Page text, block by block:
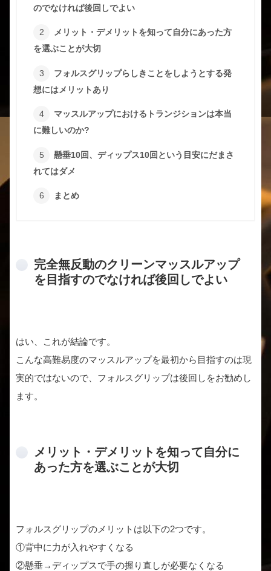
のでなければ後回しでよい
メリット・デメリットを知って自分にあった方
を選ぶことが大切
フォルスグリップらしきことをしようとする発
想にはメリットあり
マッスルアップにおけるトランジションは本当
に難しいのか?
懸垂10回、ディップス10回という目安にだまさ
れてはダメ
まとめ
完全無反動のクリーンマッスルアップ
を目指すのでなければ後回しでよい
はい、これが結論です。
こんな高難易度のマッスルアップを最初から目指すのは現
実的ではないので、フォルスグリップは後回しをお勧めし
ます。
メリット・デメリットを知って自分に
あった方を選ぶことが大切
フォルスグリップのメリットは以下の2つです。
①背中に力が入れやすくなる
②懸垂→ディップスで手の握り直しが必要なくなる